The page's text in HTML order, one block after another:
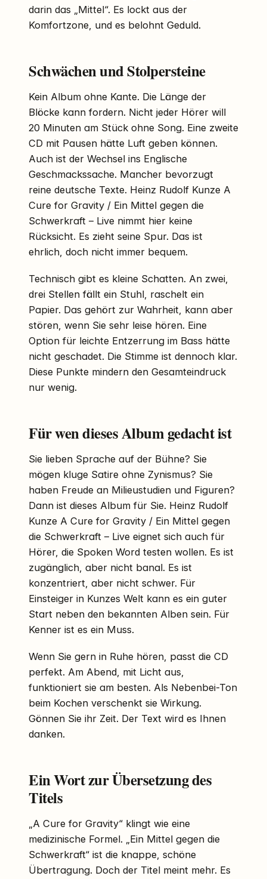
darin das „Mittel“. Es lockt aus der
Komfortzone, und es belohnt Geduld.
Schwächen und Stolpersteine
Kein Album ohne Kante. Die Länge der
Blöcke kann fordern. Nicht jeder Hörer will
20 Minuten am Stück ohne Song. Eine zweite
CD mit Pausen hätte Luft geben können.
Auch ist der Wechsel ins Englische
Geschmackssache. Mancher bevorzugt
reine deutsche Texte. Heinz Rudolf Kunze A
Cure for Gravity / Ein Mittel gegen die
Schwerkraft – Live nimmt hier keine
Rücksicht. Es zieht seine Spur. Das ist
ehrlich, doch nicht immer bequem.
Technisch gibt es kleine Schatten. An zwei,
drei Stellen fällt ein Stuhl, raschelt ein
Papier. Das gehört zur Wahrheit, kann aber
stören, wenn Sie sehr leise hören. Eine
Option für leichte Entzerrung im Bass hätte
nicht geschadet. Die Stimme ist dennoch klar.
Diese Punkte mindern den Gesamteindruck
nur wenig.
Für wen dieses Album gedacht ist
Sie lieben Sprache auf der Bühne? Sie
mögen kluge Satire ohne Zynismus? Sie
haben Freude an Milieustudien und Figuren?
Dann ist dieses Album für Sie. Heinz Rudolf
Kunze A Cure for Gravity / Ein Mittel gegen
die Schwerkraft – Live eignet sich auch für
Hörer, die Spoken Word testen wollen. Es ist
zugänglich, aber nicht banal. Es ist
konzentriert, aber nicht schwer. Für
Einsteiger in Kunzes Welt kann es ein guter
Start neben den bekannten Alben sein. Für
Kenner ist es ein Muss.
Wenn Sie gern in Ruhe hören, passt die CD
perfekt. Am Abend, mit Licht aus,
funktioniert sie am besten. Als Nebenbei-Ton
beim Kochen verschenkt sie Wirkung.
Gönnen Sie ihr Zeit. Der Text wird es Ihnen
danken.
Ein Wort zur Übersetzung des
Titels
„A Cure for Gravity“ klingt wie eine
medizinische Formel. „Ein Mittel gegen die
Schwerkraft“ ist die knappe, schöne
Übertragung. Doch der Titel meint mehr. Es